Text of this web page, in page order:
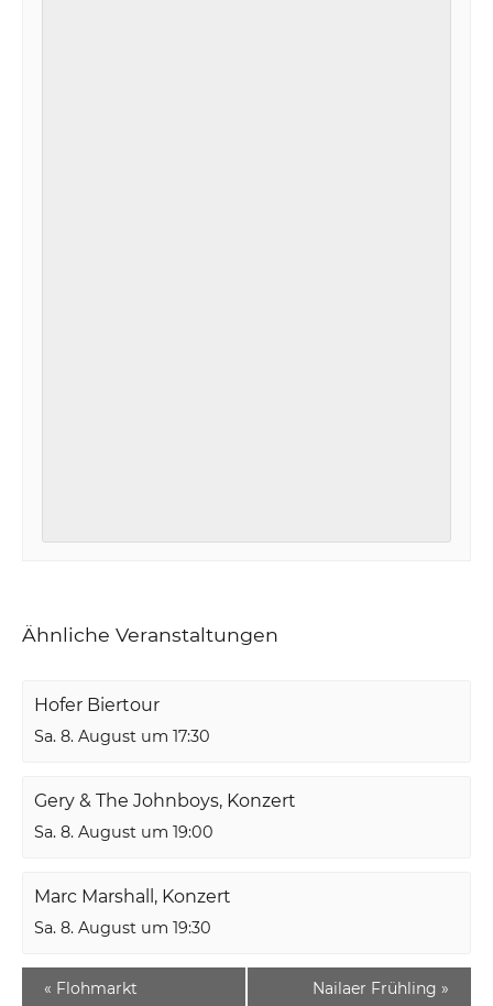
Ähnliche Veranstaltungen
Hofer Biertour
Sa. 8. August um 17:30
Gery & The Johnboys, Konzert
Sa. 8. August um 19:00
Marc Marshall, Konzert
Sa. 8. August um 19:30
« Flohmarkt Nailaer Frühling »